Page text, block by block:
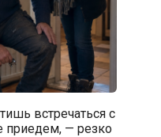
встречаться с
— резко